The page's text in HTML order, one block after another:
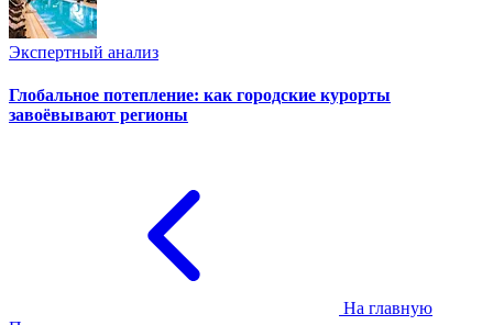
Экспертный анализ
Глобальное потепление: как городские курорты
завоёвывают регионы
На главную